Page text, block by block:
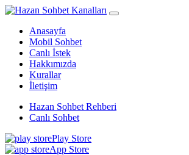
Anasayfa
Mobil Sohbet
Canlı İstek
Hakkımızda
Kurallar
İletişim
Hazan Sohbet Rehberi
Canlı Sohbet
Play Store
App Store